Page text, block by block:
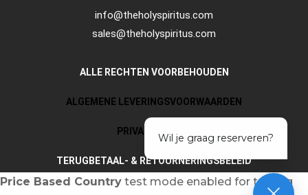
info@theholyspiritus.com
sales@theholyspiritus.com
ALLE RECHTEN VOORBEHOUDEN
ALGEMENE LEVERINGSVOORWAARDEN
PRIVACY POLICY
TERUGBETAAL- & RETOURNERINGSBELEID
Price Based Country test mode enabled for testing